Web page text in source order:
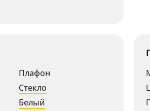
Плафон
Стекло
Белый